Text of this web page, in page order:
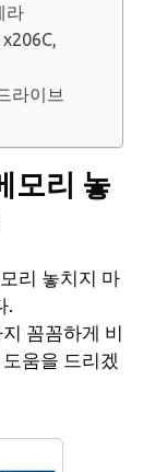
라
라이브
모리 놓
리 놓치지 마
.
꼼꼼하게 비
움을 드리겠